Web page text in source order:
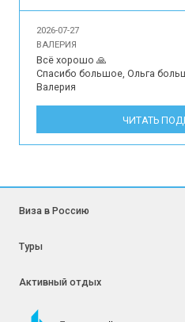
2026-07-27
ВАЛЕРИЯ
Всё хорошо 🙏
Спасибо большое, Ольга
Валерия
Впечатления наших туристов
обзорной экскурсии по
ЧИТАТЬ
Виза в Россию
Туры
Активный отдых